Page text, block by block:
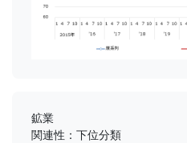
鉱業
関連性：下位分類